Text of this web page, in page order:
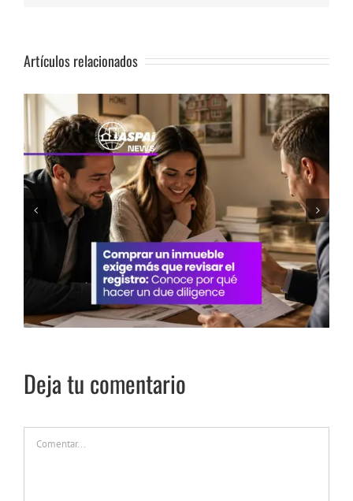
Artículos relacionados
Vivienda: Cinco recomendaciones antes de
decidir comprar un inmueble en Lima
Deja tu comentario